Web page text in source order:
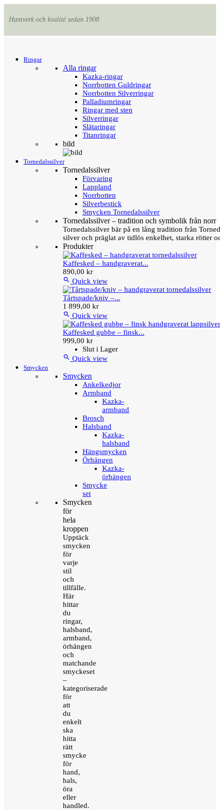
Hantverk och kvalité sedan 1908
Ringar
Alla ringar
Kazka-ringar
Norrbotten Guldringar
Norrbotten Silverringar
Palladiumringar
Ringar med sten
Silverringar
Slätaringar
Titanringar
bild
Tornedalssilver
Tornedalssilver
Förvaring
Lappland
Norrbotten
Silverbestick
Smycken Tornedalssilver
Tornedalssilver – tradition och symbolik från norr
Tornedalssilver bär på en lång tradition från
silver och präglat av tidlös enkelhet, starka rötter
Produkter
Kaffesked – handgraverat...
890,00 kr
 Quick view
Tårtspade/kniv –...
1 899,00 kr
 Quick view
Kaffesked gubbe – finsk...
999,00 kr
Slut i Lager
 Quick view
Smycken
Smycken
Ankelkedjor
Armband
Kazka-
armband
Brosch
Halsband
Kazka-
halsband
Hängsmycken
Örhängen
Kazka-
örhängen
Smycke
set
Smycken
för
hela
kroppen
Upptäck
smycken
för
varje
stil
och
tillfälle.
Här
hittar
du
ringar,
halsband,
armband,
örhängen
och
matchande
smyckeset
–
kategoriserade
för
att
du
enkelt
ska
hitta
rätt
smycke
för
hand,
hals,
öra
eller
handled.